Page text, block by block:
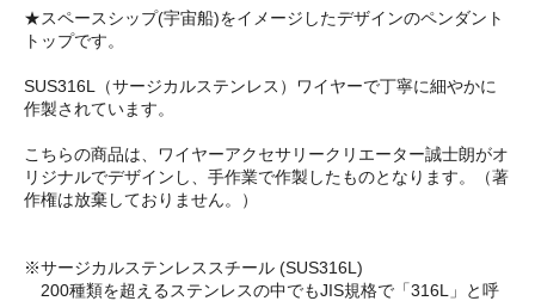
★スペースシップ(宇宙船)をイメージしたデザインのペンダント
トップです。
SUS316L（サージカルステンレス）ワイヤーで丁寧に細やかに
作製されています。
こちらの商品は、ワイヤーアクセサリークリエーター誠士朗がオ
リジナルでデザインし、手作業で作製したものとなります。（著
作権は放棄しておりません。）
※サージカルステンレススチール (SUS316L)
200種類を超えるステンレスの中でもJIS規格で「316L」と呼